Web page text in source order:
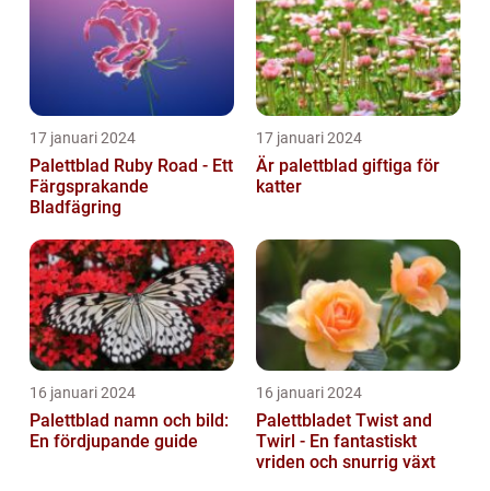
17 januari 2024
Palettblad Ruby Road - Ett
Färgsprakande
Bladfägring
17 januari 2024
Är palettblad giftiga för
katter
16 januari 2024
Palettblad namn och bild:
En fördjupande guide
16 januari 2024
Palettbladet Twist and
Twirl - En fantastiskt
vriden och snurrig växt